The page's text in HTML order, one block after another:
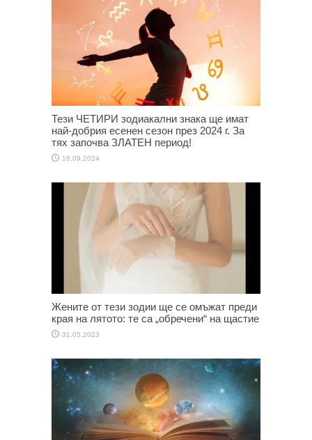
Тези ЧЕТИРИ зодиакални знака ще имат
най-добрия есенен сезон през 2024 г. За
тях започва ЗЛАТЕН период!
16.09.2024
Жените от тези зодии ще се омъжат преди
края на лятото: те са „обречени“ на щастие
31.05.2023